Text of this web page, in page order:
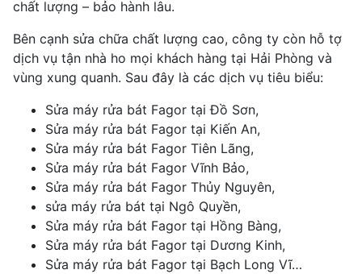
chất lượng – bảo hành lâu.
Bên cạnh sửa chữa chất lượng cao, công ty còn hỗ tợ
dịch vụ tận nhà ho mọi khách hàng tại Hải Phòng và
vùng xung quanh. Sau đây là các dịch vụ tiêu biểu:
Sửa máy rửa bát Fagor tại Đồ Sơn,
Sửa máy rửa bát Fagor tại Kiến An,
Sửa máy rửa bát Fagor Tiên Lãng,
Sửa máy rửa bát Fagor Vĩnh Bảo,
Sửa máy rửa bát Fagor Thủy Nguyên,
sửa máy rửa bát tại Ngô Quyền,
Sửa máy rửa bát Fagor tại Hồng Bàng,
Sửa máy rửa bát Fagor tại Dương Kinh,
Sửa máy rửa bát Fagor tại Bạch Long Vĩ…